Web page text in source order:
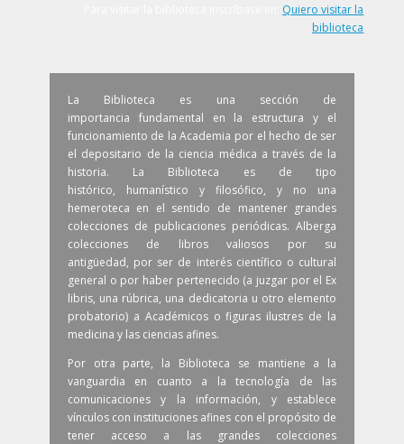
Quiero visitar la
biblioteca
La Biblioteca es una sección de
importancia fundamental en la estructura y el
funcionamiento de la Academia por el hecho de ser
el depositario de la ciencia médica a través de la
historia. La Biblioteca es de tipo
histórico, humanístico y filosófico, y no una
hemeroteca en el sentido de mantener grandes
colecciones de publicaciones periódicas. Alberga
colecciones de libros valiosos por su
antigüedad, por ser de interés científico o cultural
general o por haber pertenecido (a juzgar por el Ex
libris, una rúbrica, una dedicatoria u otro elemento
probatorio) a Académicos o figuras ilustres de la
medicina y las ciencias afines.
Por otra parte, la Biblioteca se mantiene a la
vanguardia en cuanto a la tecnología de las
comunicaciones y la información, y establece
vínculos con instituciones afines con el propósito de
tener acceso a las grandes colecciones